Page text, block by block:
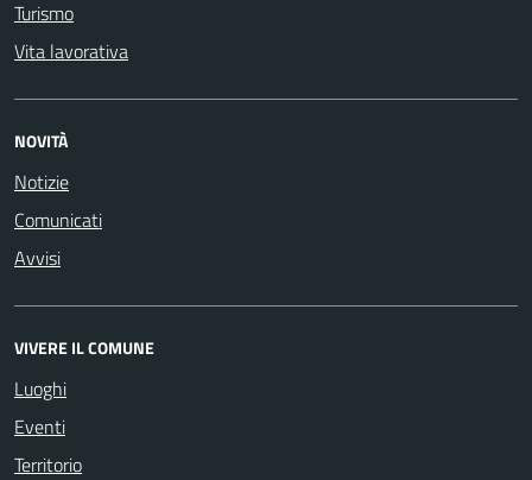
Turismo
Vita lavorativa
NOVITÀ
Notizie
Comunicati
Avvisi
VIVERE IL COMUNE
Luoghi
Eventi
Territorio